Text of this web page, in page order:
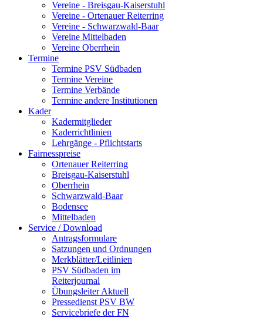
Vereine - Breisgau-Kaiserstuhl
Vereine - Ortenauer Reiterring
Vereine - Schwarzwald-Baar
Vereine Mittelbaden
Vereine Oberrhein
Termine
Termine PSV Südbaden
Termine Vereine
Termine Verbände
Termine andere Institutionen
Kader
Kadermitglieder
Kaderrichtlinien
Lehrgänge - Pflichtstarts
Fairnesspreise
Ortenauer Reiterring
Breisgau-Kaiserstuhl
Oberrhein
Schwarzwald-Baar
Bodensee
Mittelbaden
Service / Download
Antragsformulare
Satzungen und Ordnungen
Merkblätter/Leitlinien
PSV Südbaden im
Reiterjournal
Übungsleiter Aktuell
Pressedienst PSV BW
Servicebriefe der FN